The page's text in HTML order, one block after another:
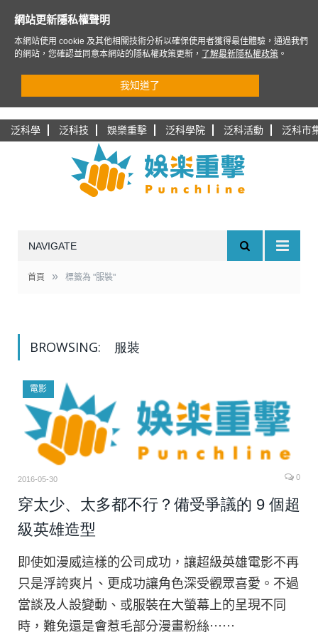
泛科學 泛科技 娛樂重擊 泛科學院 泛科活動 泛科市
NAVIGATE
首頁 » 標籤為 "服裝"
BROWSING: 服裝
電影
2016-05-30 0
穿太少、太多都不行？備受爭議的 9 個超
級英雄造型
即使如漫威這樣的公司成功，讓超級英雄電影不再
只是浮誇爽片、更成功讓角色深受觀眾喜愛。不過
當談及人設變動、或服裝在大螢幕上的呈現不同
時，難免還是會惹毛部分漫畫粉絲⋯⋯
網站更新隱私權聲明
本網站使用 cookie 及其他相關技術分析以確保使用者獲得最佳體驗，通過我們
的網站，您確認並同意本網站的隱私權政策更新，
了解最新隱私權政策 。
我知道了